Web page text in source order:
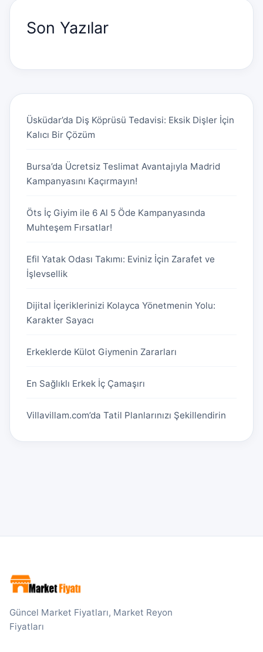
Son Yazılar
Üsküdar’da Diş Köprüsü Tedavisi: Eksik Dişler İçin
Kalıcı Bir Çözüm
Bursa’da Ücretsiz Teslimat Avantajıyla Madrid
Kampanyasını Kaçırmayın!
Öts İç Giyim ile 6 Al 5 Öde Kampanyasında
Muhteşem Fırsatlar!
Efil Yatak Odası Takımı: Eviniz İçin Zarafet ve
İşlevsellik
Dijital İçeriklerinizi Kolayca Yönetmenin Yolu:
Karakter Sayacı
Erkeklerde Külot Giymenin Zararları
En Sağlıklı Erkek İç Çamaşırı
Villavillam.com’da Tatil Planlarınızı Şekillendirin
Güncel Market Fiyatları, Market Reyon
Fiyatları